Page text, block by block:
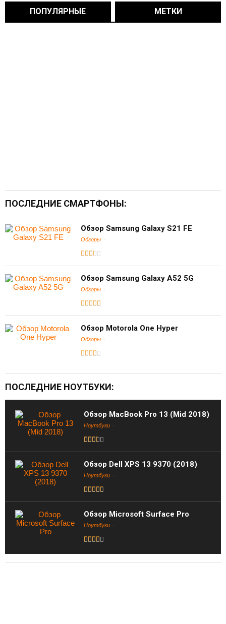
ПОПУЛЯРНЫЕ МЕТКИ
ПОСЛЕДНИЕ СМАРТФОНЫ:
Обзор Samsung Galaxy S21 FE
Обзоры
Обзор Samsung Galaxy A52 5G
Обзоры
Обзор Motorola One Hyper
Обзоры
ПОСЛЕДНИЕ НОУТБУКИ:
Обзор MacBook Pro 13 (Mid 2018)
Ноутбуки
Обзор Dell XPS 13 9370 (2018)
Ноутбуки
Обзор Microsoft Surface Pro
Ноутбуки